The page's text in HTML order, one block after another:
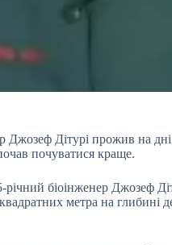
Дітурі прожив на
почуватися краще.
біоінженер Джозеф
метра на глибині